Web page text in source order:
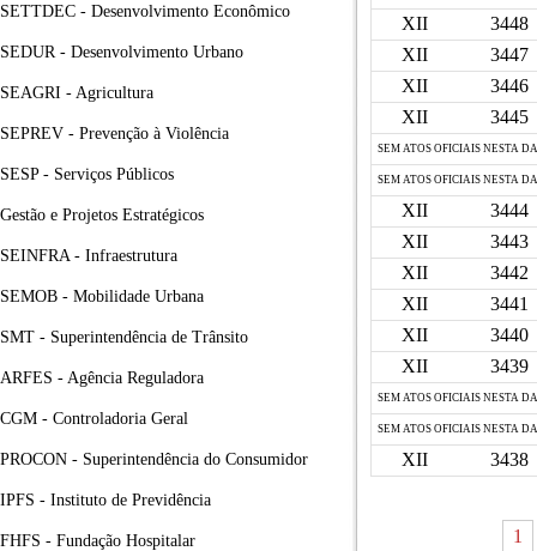
SETTDEC - Desenvolvimento Econômico
SEDUR - Desenvolvimento Urbano
SEAGRI - Agricultura
SEPREV - Prevenção à Violência
SESP - Serviços Públicos
Gestão e Projetos Estratégicos
SEINFRA - Infraestrutura
SEMOB - Mobilidade Urbana
SMT - Superintendência de Trânsito
ARFES - Agência Reguladora
CGM - Controladoria Geral
PROCON - Superintendência do Consumidor
IPFS - Instituto de Previdência
FHFS - Fundação Hospitalar
XII
3448
XII
3447
XII
3446
XII
3445
SEM ATOS OFICIAIS NESTA
SEM ATOS OFICIAIS NESTA
XII
3444
XII
3443
XII
3442
XII
3441
XII
3440
XII
3439
SEM ATOS OFICIAIS NESTA
SEM ATOS OFICIAIS NESTA
XII 3438
1